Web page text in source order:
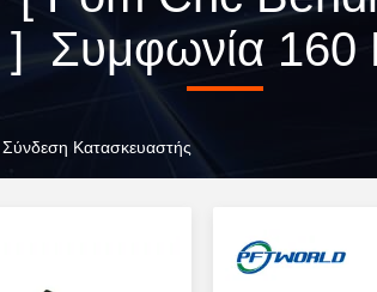
] Συμφωνία 160
Κατασκευαστής